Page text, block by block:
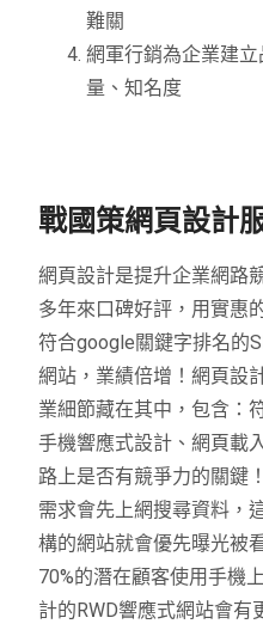
難關
網軍行銷為企業建
量、知名度
戰國策網頁設計
網頁設計是提升企業網路
多年來口碑好評，用實惠
符合google關鍵字排名的
網站，業績倍增！網頁設
業細節藏在其中，包含：
手機響應式設計、網頁載
路上是否有競爭力的關鍵
需求會先上網搜尋資料，
構的網站就會優先曝光被
70%的潛在顧客使用手機
計的RWD響應式網站會有